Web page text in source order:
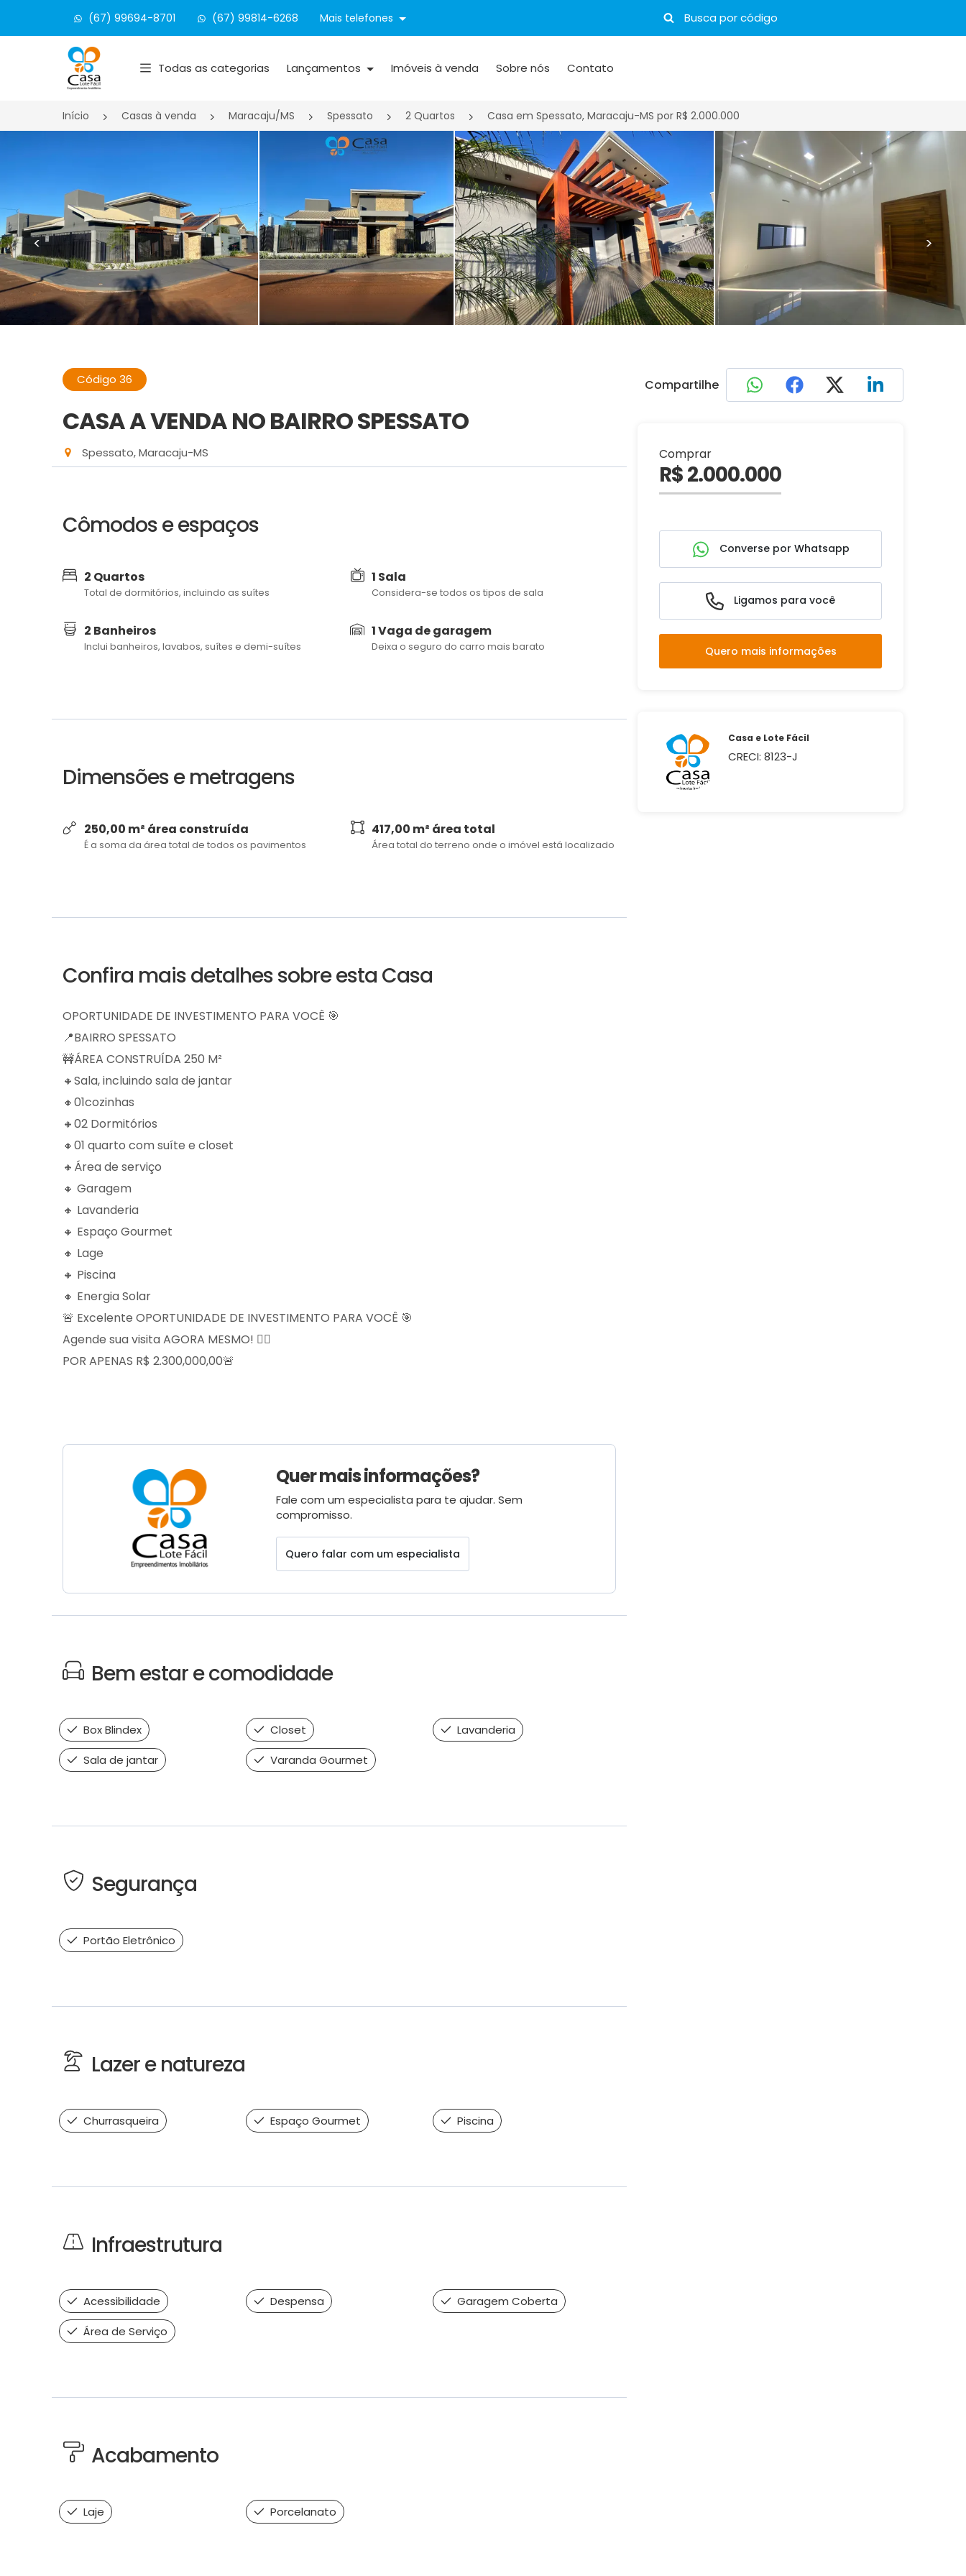
(67) 99694-8701 (67) 99814-6268 Mais telefones
Página inicial
Todas as categorias Lançamentos Imóveis à venda Sobre nós Contato
Início Casas à venda Maracaju/MS Spessato 2 Quartos Casa em Spessato, Maracaju-MS por R$ 2.000.000
< >
Código 36
CASA A VENDA NO BAIRRO SPESSATO
Spessato, Maracaju-MS
Cômodos e espaços
2 Quartos
Total de dormitórios, incluindo as suítes
1 Sala
Considera-se todos os tipos de sala
2 Banheiros
Inclui banheiros, lavabos, suítes e demi-suítes
1 Vaga de garagem
Deixa o seguro do carro mais barato
Dimensões e metragens
250,00 m² área construída
É a soma da área total de todos os pavimentos
417,00 m² área total
Área total do terreno onde o imóvel está localizado
Confira mais detalhes sobre esta Casa
OPORTUNIDADE DE INVESTIMENTO PARA VOCÊ 🎯
📍BAIRRO SPESSATO
🚧ÁREA CONSTRUÍDA 250 M²
🔸️Sala, incluindo sala de jantar
🔸01cozinhas
🔸02 Dormitórios
🔸01 quarto com suíte e closet
🔸Área de serviço
🔸 Garagem
🔸 Lavanderia
🔸 Espaço Gourmet
🔸 Lage
🔸 Piscina
🔸 Energia Solar
🚨 Excelente OPORTUNIDADE DE INVESTIMENTO PARA VOCÊ 🎯
Agende sua visita AGORA MESMO! 👉🏽
POR APENAS R$ 2.300,000,00🚨
Quer mais informações?
Fale com um especialista para te ajudar. Sem
compromisso.
Quero falar com um especialista
Bem estar e comodidade
Box Blindex Closet
Lavanderia
Sala de jantar
Varanda Gourmet
Segurança
Portão Eletrônico
Lazer e natureza
Churrasqueira Espaço Gourmet Piscina
Infraestrutura
Acessibilidade Despensa
Garagem Coberta
Área de Serviço
Acabamento
Laje Porcelanato
Compartilhe
Comprar
R$ 2.000.000
Converse por Whatsapp
Ligamos para você
Quero mais informações
Casa e Lote Fácil
CRECI: 8123-J